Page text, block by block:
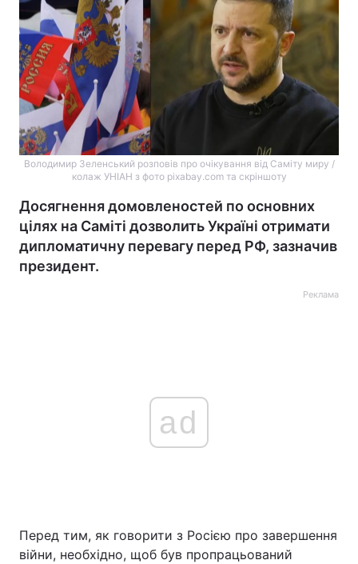
Володимир Зеленський розповів про очікування від Саміту миру /
колаж УНІАН з фото pixabay.com та скріншоту
Досягнення домовленостей по основних
цілях на Саміті дозволить Україні отримати
дипломатичну перевагу перед РФ, зазначив
президент.
Реклама
ad
Перед тим, як говорити з Росією про завершення
війни, необхідно, щоб був пропрацьований